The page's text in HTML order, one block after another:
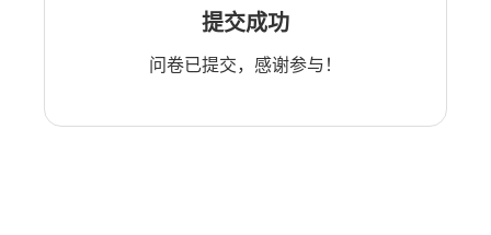
提交成功
问卷已提交，感谢参与！